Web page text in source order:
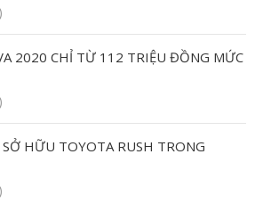
2020 CHỈ TỪ 112 TRIỆU ĐỒNG MỨC
HỮU TOYOTA RUSH TRONG